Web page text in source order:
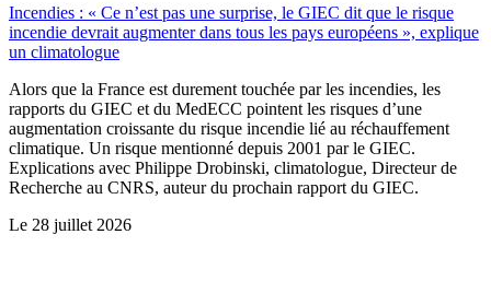
Incendies : « Ce n’est pas une surprise, le GIEC dit que le risque
incendie devrait augmenter dans tous les pays européens », explique
un climatologue
Alors que la France est durement touchée par les incendies, les
rapports du GIEC et du MedECC pointent les risques d’une
augmentation croissante du risque incendie lié au réchauffement
climatique. Un risque mentionné depuis 2001 par le GIEC.
Explications avec Philippe Drobinski, climatologue, Directeur de
Recherche au CNRS, auteur du prochain rapport du GIEC.
Le 28 juillet 2026